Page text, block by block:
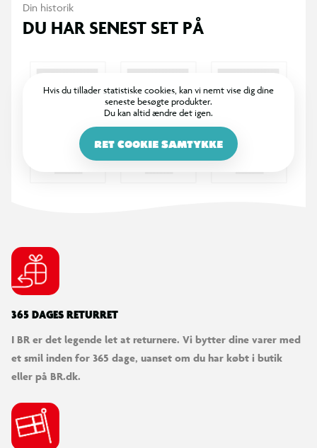
Din historik
DU HAR SENEST SET PÅ
Hvis du tillader statistiske cookies, kan vi nemt vise dig dine
seneste besøgte produkter.
Du kan altid ændre det igen.
RET COOKIE SAMTYKKE
365 DAGES RETURRET
I BR er det legende let at returnere. Vi bytter dine varer med
et smil inden for 365 dage, uanset om du har købt i butik
eller på BR.dk.